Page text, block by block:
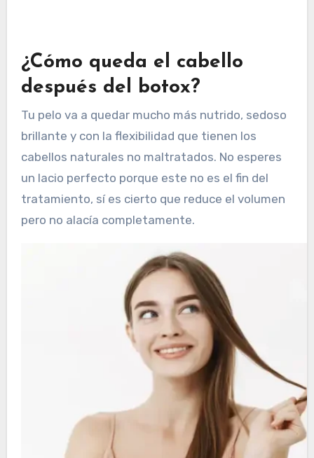
¿Cómo queda el cabello
después del botox?
Tu pelo va a quedar mucho más nutrido, sedoso
brillante y con la flexibilidad que tienen los
cabellos naturales no maltratados. No esperes
un lacio perfecto porque este no es el fin del
tratamiento, sí es cierto que reduce el volumen
pero no alacía completamente.